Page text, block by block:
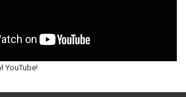
YouTube!